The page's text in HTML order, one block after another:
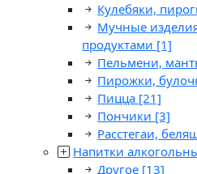
Кулебяки,
Мучные
продуктами [1]
Пельмени,
Пирожки,
Пицца [21]
Пончики [3]
Расстегаи,
Напитки
Другое [13]